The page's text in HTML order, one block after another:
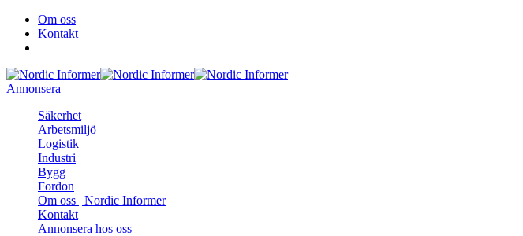
Om oss
Kontakt
Annonsera
Säkerhet
Arbetsmiljö
Logistik
Industri
Bygg
Fordon
Om oss | Nordic Informer
Kontakt
Annonsera hos oss